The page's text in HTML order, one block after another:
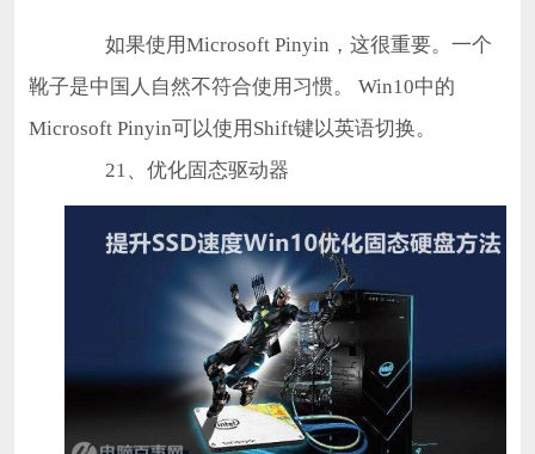
如果使用Microsoft Pinyin，这很重要。一个
靴子是中国人自然不符合使用习惯。 Win10中的
Microsoft Pinyin可以使用Shift键以英语切换。
21、优化固态驱动器